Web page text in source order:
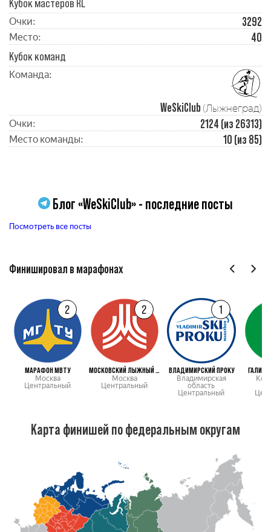
Кубок мастеров RL
Очки: 3292
Место:
40
Кубок команд
Команда:
WeSkiClub (Лыжнеград)
Очки: 2124 (из 26313)
Место команды: 10 (из 85)
Блог «WeSkiClub» - последние посты
Посмотреть все посты
Финишировал в марафонах
2
МАРАФОН МВТУ
Москва
Центральный
2
МОСКОВСКИЙ ЛЫЖНЫЙ МАРАФОН
Москва
Центральный
1
ВЛАДИМИРСКИЙ ПРОКУ
Владимирская
область
Центральный
Карта финишей по федеральным округам